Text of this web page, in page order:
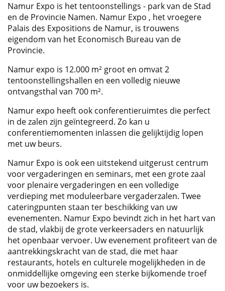
Namur Expo is het tentoonstellings - park van de Stad
en de Provincie Namen. Namur Expo , het vroegere
Palais des Expositions de Namur, is trouwens
eigendom van het Economisch Bureau van de
Provincie.
Namur expo is 12.000 m² groot en omvat 2
tentoonstellingshallen en een volledig nieuwe
ontvangsthal van 700 m².
Namur expo heeft ook conferentieruimtes die perfect
in de zalen zijn geïntegreerd. Zo kan u
conferentiemomenten inlassen die gelijktijdig lopen
met uw beurs.
Namur Expo is ook een uitstekend uitgerust centrum
voor vergaderingen en seminars, met een grote zaal
voor plenaire vergaderingen en een volledige
verdieping met moduleerbare vergaderzalen. Twee
cateringpunten staan ter beschikking van uw
evenementen. Namur Expo bevindt zich in het hart van
de stad, vlakbij de grote verkeersaders en natuurlijk
het openbaar vervoer. Uw evenement profiteert van de
aantrekkingskracht van de stad, die met haar
restaurants, hotels en culturele mogelijkheden in de
onmiddellijke omgeving een sterke bijkomende troef
voor uw bezoekers is.